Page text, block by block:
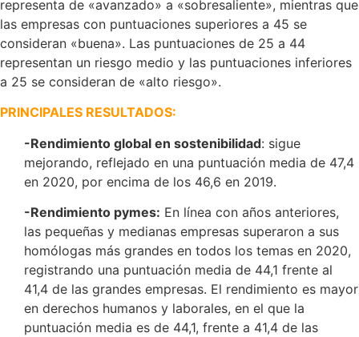
representa de «avanzado» a «sobresaliente», mientras que
las empresas con puntuaciones superiores a 45 se
consideran «buena». Las puntuaciones de 25 a 44
representan un riesgo medio y las puntuaciones inferiores
a 25 se consideran de «alto riesgo».
PRINCIPALES RESULTADOS:
-Rendimiento global en sostenibilidad: sigue
mejorando, reflejado en una puntuación media de 47,4
en 2020, por encima de los 46,6 en 2019.
-Rendimiento pymes: En línea con años anteriores,
las pequeñas y medianas empresas superaron a sus
homólogas más grandes en todos los temas en 2020,
registrando una puntuación media de 44,1 frente al
41,4 de las grandes empresas. El rendimiento es mayor
en derechos humanos y laborales, en el que la
puntuación media es de 44,1, frente a 41,4 de las